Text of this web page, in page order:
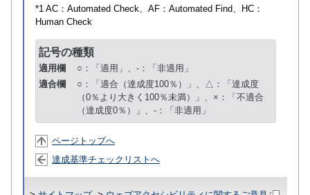
*1 AC： Automated Check、AF： Automated Find、HC：
Human Check
記号の種類
適用欄
○：「適用」、-：「非適用」
適合欄
○：「適合（達成度100％）」、△：「達成度
（0％より大きく100％未満）」、×：「不適合
（達成度0％）」、-：「非適用」
ページトップへ
達成基準チェックリストへ